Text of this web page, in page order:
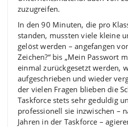
zuzugreifen.
In den 90 Minuten, die pro
standen, mussten viele kleine
gelöst werden – angefangen
Zeichen?“ bis „Mein Passwort
einmal zurückgesetzt werden,
aufgeschrieben und wieder
der vielen Fragen blieben die
Taskforce stets sehr geduldig
professionell sie inzwischen –
Jahren in der Taskforce –